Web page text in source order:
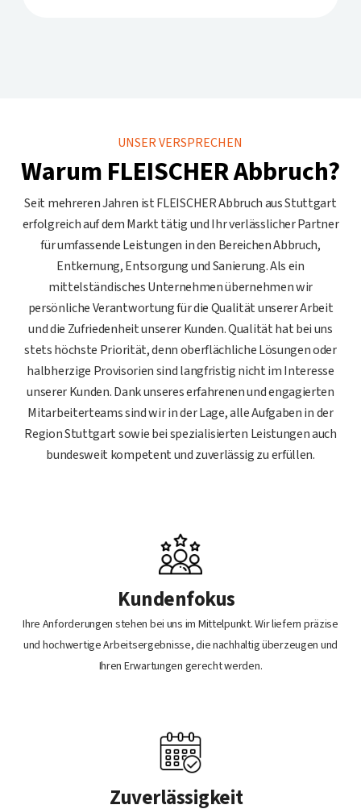
UNSER VERSPRECHEN
Warum FLEISCHER Abbruch?
Seit mehreren Jahren ist FLEISCHER Abbruch aus Stuttgart
erfolgreich auf dem Markt tätig und Ihr verlässlicher Partner
für umfassende Leistungen in den Bereichen Abbruch,
Entkernung, Entsorgung und Sanierung. Als ein
mittelständisches Unternehmen übernehmen wir
persönliche Verantwortung für die Qualität unserer Arbeit
und die Zufriedenheit unserer Kunden. Qualität hat bei uns
stets höchste Priorität, denn oberflächliche Lösungen oder
halbherzige Provisorien sind langfristig nicht im Interesse
unserer Kunden. Dank unseres erfahrenen und engagierten
Mitarbeiterteams sind wir in der Lage, alle Aufgaben in der
Region Stuttgart sowie bei spezialisierten Leistungen auch
bundesweit kompetent und zuverlässig zu erfüllen.
Kundenfokus
Ihre Anforderungen stehen bei uns im Mittelpunkt. Wir liefern präzise
und hochwertige Arbeitsergebnisse, die nachhaltig überzeugen und
Ihren Erwartungen gerecht werden.
Zuverlässigkeit